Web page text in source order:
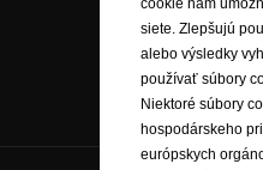
cookie nám
siete. Zlepšujú
alebo výsledky
používať súbory
Niektoré súbory
hospodárskeho
európskych